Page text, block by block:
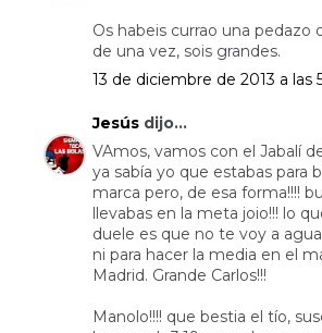
Os habeis currao una pedazo
de una vez, sois grandes.
13 de diciembre de 2013 a las
Jesús dijo...
VAmos, vamos con el Jabalí
ya sabía yo que estabas para
marca pero, de esa forma!!!!
llevabas en la meta joio!!! lo
duele es que no te voy a
ni para hacer la media en el
Madrid. Grande Carlos!!!
Manolo!!!! que bestia el tío,